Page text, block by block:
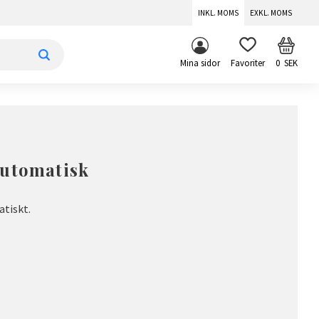
INKL. MOMS EXKL. MOMS
Mina sidor FAVORITER 0SEK